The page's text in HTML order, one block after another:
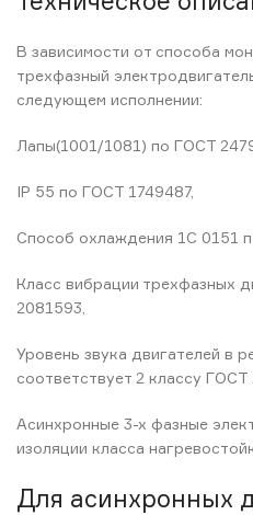
В зависимости от способа
трехфазный
следующем исполнении:
Лапы(1001/1081) по ГОСТ
IP 55 по ГОСТ 1749487,
Способ охлаждения 1С 0151
Класс вибрации трехфазных
2081593,
Уровень звука двигателей в
соответствует 2 классу ГОСТ
Асинхронные 3-х фазные
изоляции класса
Для асинхронных